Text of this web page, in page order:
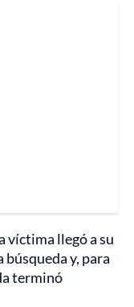
víctima llegó a su
y, para
terminó